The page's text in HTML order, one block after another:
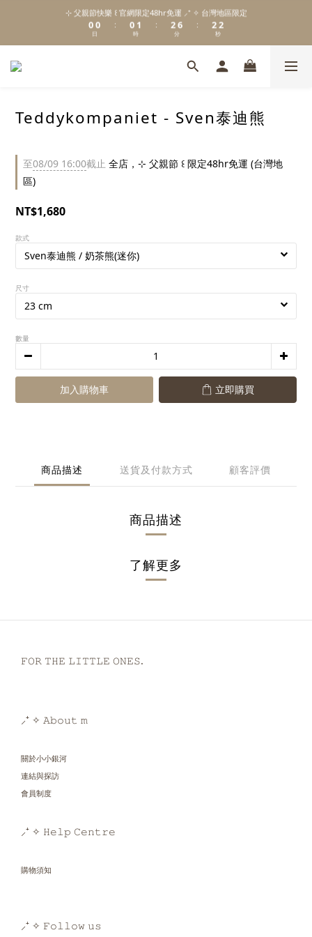
\ Welcome to 𝙻𝚒𝚝𝚝𝚕𝚎 𝙼𝚒𝚕𝚔𝚢 𝚆𝚊𝚢  ✨ For the Little Ones. /
⊹ 父親節快樂 ꒰ 官網限定48hr免運 ⸝⁺ ✧ 台灣地區限定
1
0
1
0
日
:
1
0
2
1
0
時
:
3
2
1
7
6
5
分
:
3
2
1
3
2
1
秒
新註冊會員贈 $𝟷𝟶𝟶 購物金✨新客首單輸碼「𝙽𝙴𝚆𝟸𝟶𝟸𝟼」享 𝟿 折優惠
\ Welcome to 𝙻𝚒𝚝𝚝𝚕𝚎 𝙼𝚒𝚕𝚔𝚢 𝚆𝚊𝚢  ✨ For the Little Ones. /
Teddykompaniet - Sven泰迪熊
至08/09 16:00截止 全店，⊹ 父親節 ꒰ 限定48hr免運 (台灣地
區)
NT$1,680
款式
尺寸
數量
加入購物車 立即購買
商品描述 送貨及付款方式 顧客評價
商品描述
了解更多
𝙵𝙾𝚁 𝚃𝙷𝙴 𝙻𝙸𝚃𝚃𝙻𝙴 𝙾𝙽𝙴𝚂.
⸝⁺ ✧ 𝙰𝚋𝚘𝚞𝚝 𝚖
關於小小銀河
連結與探訪
會員制度
⸝⁺ ✧ 𝙷𝚎𝚕𝚙 𝙲𝚎𝚗𝚝𝚛𝚎
購物須知
⸝⁺ ✧ 𝙵𝚘𝚕𝚕𝚘𝚠 𝚞𝚜